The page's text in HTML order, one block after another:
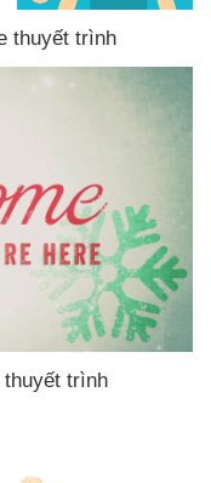
thuyết trình
thuyết trình